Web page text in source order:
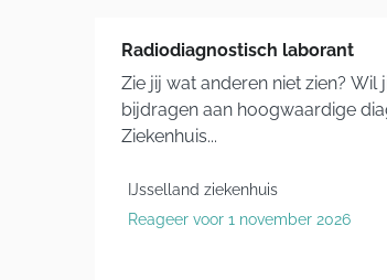
Radiodiagnostisch laborant
Zie jij wat anderen niet zien?
bijdragen aan hoogwaardige
Ziekenhuis...
IJsselland ziekenhuis
Reageer voor 1 november 2026